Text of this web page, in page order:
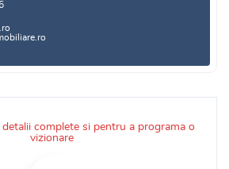
complete si pentru a programa o
vizionare